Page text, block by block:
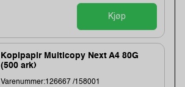
Kjøp
Kopipapir Multicopy Next A4 80G
(500 ark)
Varenummer:126667 /158001